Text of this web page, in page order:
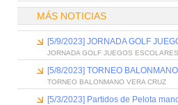
MÁS NOTICIAS
[5/9/2023] JORNADA GOLF
JORNADA GOLF JUEGOS ESCOLARES
[5/8/2023] TORNEO
TORNEO BALONMANO VERA CRUZ
[5/3/2023] Partidos de Pelota